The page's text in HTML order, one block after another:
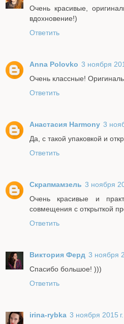
Очень красивые,
вдохновение!)
Ответить
Anna Polovko 3 ноября
Очень классные!
Ответить
Анастасия Harmony 3
Да, с такой упаковкой и
Ответить
Скрапмамзель 3 ноября
Очень красивые и
совмещения с открыткой
Ответить
Виктория Ферд 3 ноября
Спасибо большое! )))
Ответить
irina-rybka 3 ноября 2015